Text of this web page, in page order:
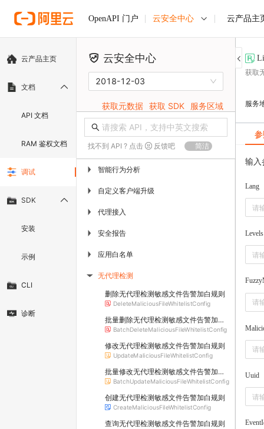
OpenAPI 门户 云安全中心 云产品主
云产品主页
文档
API 文档
RAM 鉴权文档
调试
SDK
安装
示例
CLI
诊断
云安全中心
2018-12-03
获取元数据 获取 SDK 服务区域
找不到 API ? 点击 反馈吧 简洁
▶ 智能行为分析
▶ 自定义客户端升级
▶ 代理接入
▶ 安全报告
▶ 应用白名单
▶ 无代理检测
删除无代理检测敏感文件告警加白规则
DeleteMaliciousFileWhitelistConfig
批量删除无代理检测敏感文件告警加白规则
BatchDeleteMaliciousFileWhitelistConfig
修改无代理检测敏感文件告警加白规则
UpdateMaliciousFileWhitelistConfig
批量修改无代理检测敏感文件告警加白规则
BatchUpdateMaliciousFileWhitelistConfig
创建无代理检测敏感文件告警加白规则
CreateMaliciousFileWhitelistConfig
查询无代理检测敏感文件告警加白规则
获取
服务
输入
Lang
Levels
Uuid